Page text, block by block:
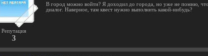
Репутация
3
В город можно войти? Я доходил до города, но уже не помню,
диалог. Наверное, там квест нужно выполнить какой-нибудь?